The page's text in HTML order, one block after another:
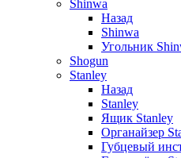
Shinwa
Назад
Shinwa
Угольник
Shogun
Stanley
Назад
Stanley
Ящик Stanley
Органайзер
Губцевый